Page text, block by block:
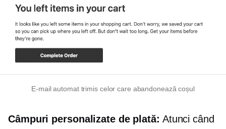
E-mail automat trimis celor care abandonează coșul
Câmpuri personalizate de plată: Atunci când